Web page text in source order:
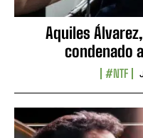
Aquiles
condenado
#NTF